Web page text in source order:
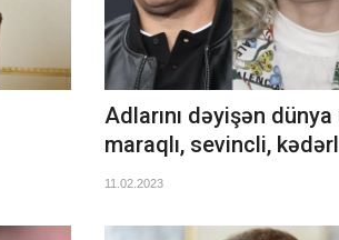
Adlarını dəyişən dünya
maraqlı, sevincli,
11.02.2023